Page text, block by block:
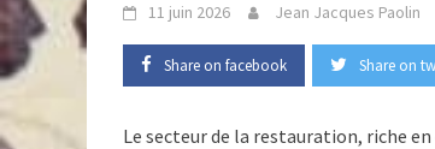
11 juin 2026 Jean Jacques Paolin
Share on facebook Share on
Le secteur de la restauration, riche